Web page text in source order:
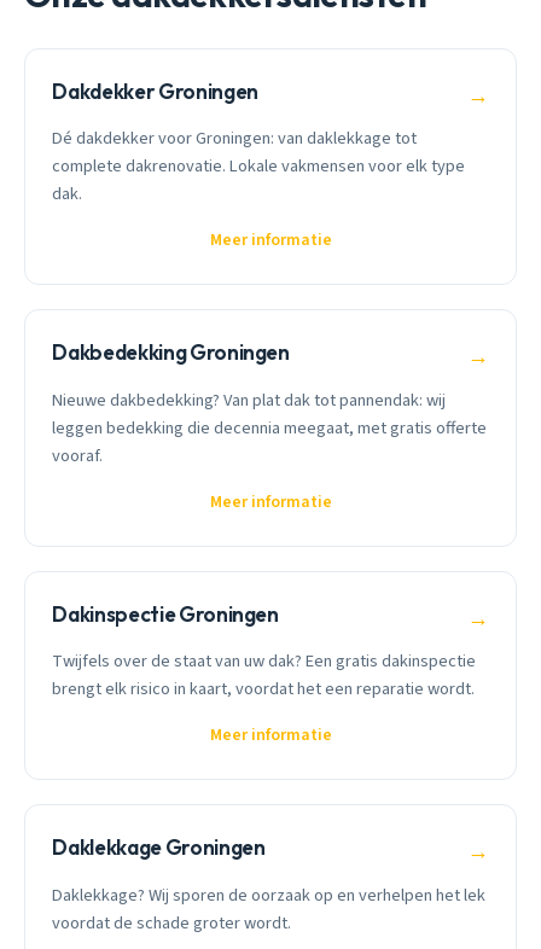
Dakdekker Groningen →
Dé dakdekker voor Groningen: van daklekkage tot
complete dakrenovatie. Lokale vakmensen voor elk type
dak.
Meer informatie
Dakbedekking Groningen →
Nieuwe dakbedekking? Van plat dak tot pannendak: wij
leggen bedekking die decennia meegaat, met gratis offerte
vooraf.
Meer informatie
Dakinspectie Groningen →
Twijfels over de staat van uw dak? Een gratis dakinspectie
brengt elk risico in kaart, voordat het een reparatie wordt.
Meer informatie
Daklekkage Groningen →
Daklekkage? Wij sporen de oorzaak op en verhelpen het lek
voordat de schade groter wordt.